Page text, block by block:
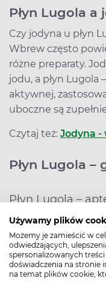
Używamy plików
Możemy je zamieścić w
odwiedzających,
spersonalizowanych
doświadczenia na stronie
na temat plików cookie,
Płyn Lugola a
Czy jodyna u płyn
Wbrew często
różne preparaty.
jodu, a płyn Lugola
aktywnej,
uboczne są
Czytaj też: Jodyna -
Płyn Lugola –
Płyn Lugola –
Płyn Lugola można
wodny jodu), w
zewnętrznego,
migdałków. Przed